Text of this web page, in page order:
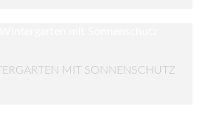
MIT SONNENSCHUTZ